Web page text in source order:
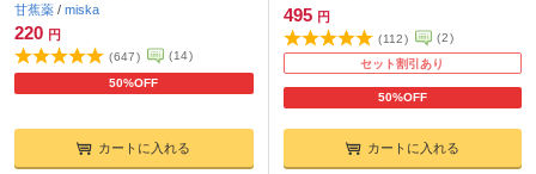
甘蕉薬 / miska
220 円
50%OFF
(647) (14)
カートに入れる
495 円
50%OFF
( 112) (2)
セット割引あり
カートに入れる